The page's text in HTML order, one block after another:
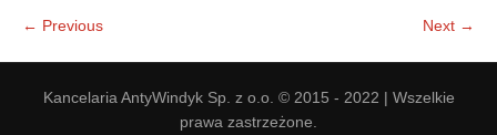
← Previous Next →
Kancelaria AntyWindyk Sp. z o.o. © 2015 - 2022 | Wszelkie
prawa zastrzeżone.